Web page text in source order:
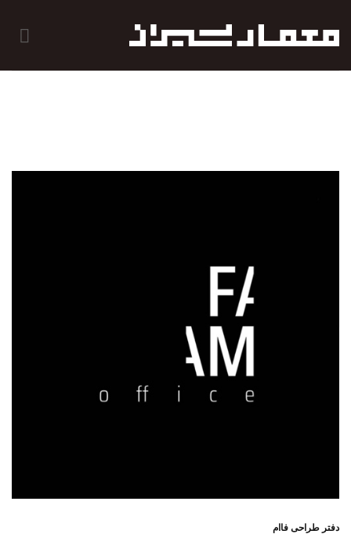
محتوا
دفتر طراحی فاام